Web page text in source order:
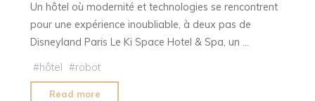
Un hôtel où modernité et technologies se rencontrent
pour une expérience inoubliable, à deux pas de
Disneyland Paris Le Ki Space Hotel & Spa, un …
#hôtel #robot
Read more